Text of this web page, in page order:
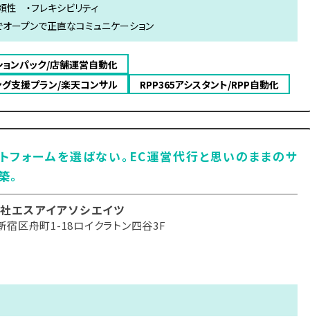
性 ・フレキシビリティ
ープンで正直なコミュニケーション
ョンパック/店舗運営自動化
グ支援プラン/楽天コンサル
RPP365アシスタント/RPP自動化
フォームを選ばない。EC運営代行と思いのままのサ
。
エスアイアソシエイツ
宿区舟町1-18ロイクラトン四谷3F